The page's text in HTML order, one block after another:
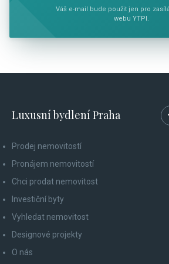
Váš e-mail bude použit jen pro
webu YTPI.
Luxusní bydlení Praha
Prodej nemovitostí
Pronájem nemovitostí
Chci prodat nemovitost
Investiční byty
Vyhledat nemovitost
Designové projekty
O nás